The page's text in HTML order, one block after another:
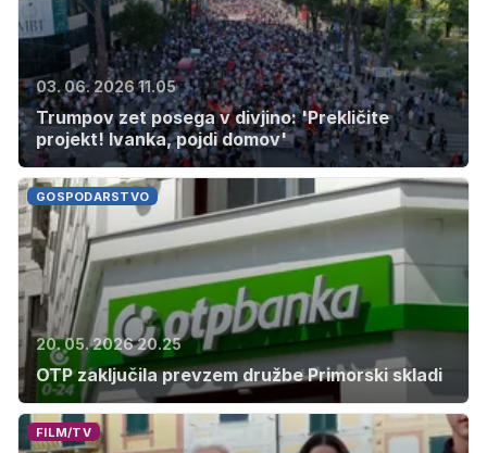
03. 06. 2026 11.05
Trumpov zet posega v divjino: 'Prekličite
projekt! Ivanka, pojdi domov'
GOSPODARSTVO
20. 05. 2026 20.25
OTP zaključila prevzem družbe Primorski skladi
FILM/TV